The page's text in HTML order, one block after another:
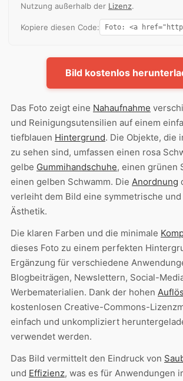
Nutzung außerhalb der Lizenz.
Kopiere diesen Code:
Bild kostenlos
Das Foto zeigt eine Nahaufnahme
und Reinigungsutensilien auf einem
tiefblauen Hintergrund. Die Objekte, die
zu sehen sind, umfassen einen rosa
gelbe Gummihandschuhe, einen grünen
einen gelben Schwamm. Die Anordnung
verleiht dem Bild eine symmetrische
Ästhetik.
Die klaren Farben und die minimale
dieses Foto zu einem perfekten
Ergänzung für verschiedene
Blogbeiträgen, Newslettern, Social-
Werbematerialien. Dank der hohen
kostenlosen Creative-Commons-
einfach und unkompliziert
verwendet werden.
Das Bild vermittelt den Eindruck von
und Effizienz, was es für Anwendungen